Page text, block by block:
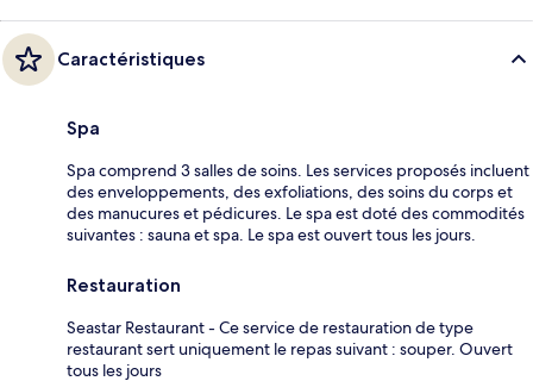
Caractéristiques
Spa
Spa comprend 3 salles de soins. Les services proposés incluent
des enveloppements, des exfoliations, des soins du corps et
des manucures et pédicures. Le spa est doté des commodités
suivantes : sauna et spa. Le spa est ouvert tous les jours.
Restauration
Seastar Restaurant - Ce service de restauration de type
restaurant sert uniquement le repas suivant : souper. Ouvert
tous les jours